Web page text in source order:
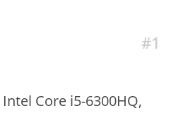
#1
Core i5-6300HQ,